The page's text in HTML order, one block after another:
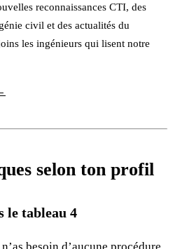
reconnaissances CTI, des
civil et des actualités du
les ingénieurs qui lisent notre
selon ton profil
le tableau 4